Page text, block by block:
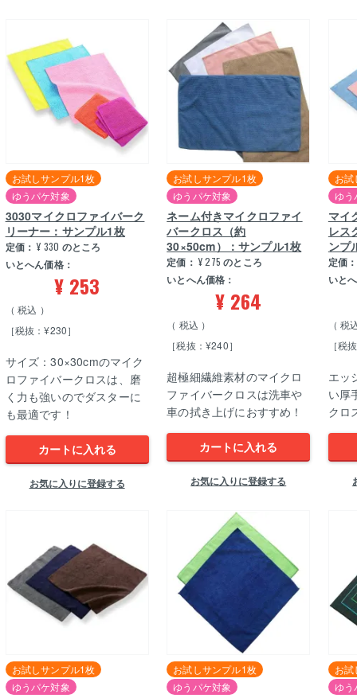
お試しサンプル1枚
ゆうパケ対象
3030マイクロファイバーク
リーナー：サンプル1枚
定価： ¥ 330 のところ
いとへん価格：
¥ 253
税込
［税抜：¥230］
サイズ：30×30cmのマイク
ロファイバークロスは、磨
く力も強いのでダスターに
も最適です！
カートに入れる
お気に入りに登録する
お試しサンプル1枚
ゆうパケ対象
ネーム付きマイクロファイ
バークロス（約
30×50cm）：サンプル1枚
定価： ¥ 275 のところ
いとへん価格：
¥ 264
税込
［税抜：¥240］
超極細繊維素材のマイクロ
ファイバークロスは洗車や
車の拭き上げにおすすめ！
カートに入れる
お気に入りに登録する
お
ゆう
マイ
レス
ンプ
定価：
いと
税
［税
エッ
い厚
クロ
お試しサンプル1枚
ゆうパケ対象
お試しサンプル1枚
ゆうパケ対象
お
ゆう